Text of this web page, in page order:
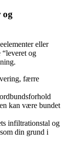
og
eller
og
færre
kan være bundet
infiltrationstal og
din grund i